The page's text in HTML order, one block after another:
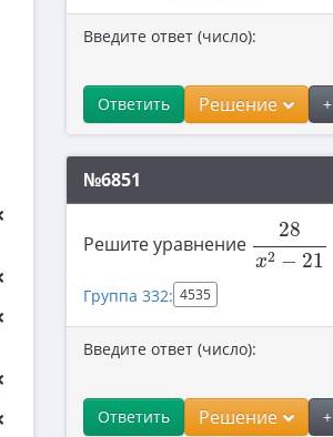
Введите ответ (число):
Ответить Решение
№6851
Решите уравнение
28
x2 − 21
x2−
Группа 332: 4535
Введите ответ (число):
Ответить Решение